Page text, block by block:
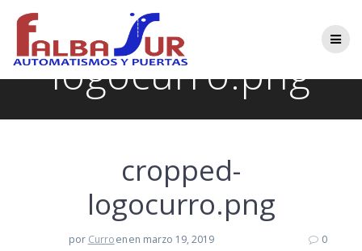
contenido
cropped-
logocurro.png
cropped-
logocurro.png
por Curroenen marzo 19, 2019 0